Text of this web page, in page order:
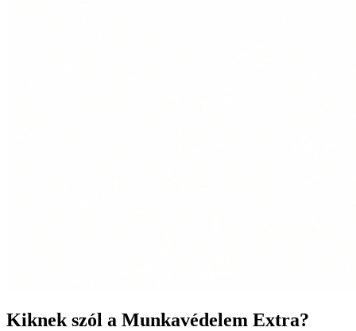
Kiknek szól a Munkavédelem Extra?